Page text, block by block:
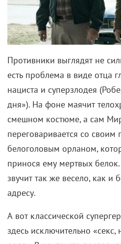
есть проблема в виде отца
нациста и суперзлодея (
дня»). На фоне маячит
переговаривается со
белоголовым орланом,
принося ему мертвых
звучит так же весело, как и
адресу.
А вот классической
здесь исключительно «секс,
ролл». В контексте
«Миротворец» порой почти
заставки, практически
музыкально-танцевальный